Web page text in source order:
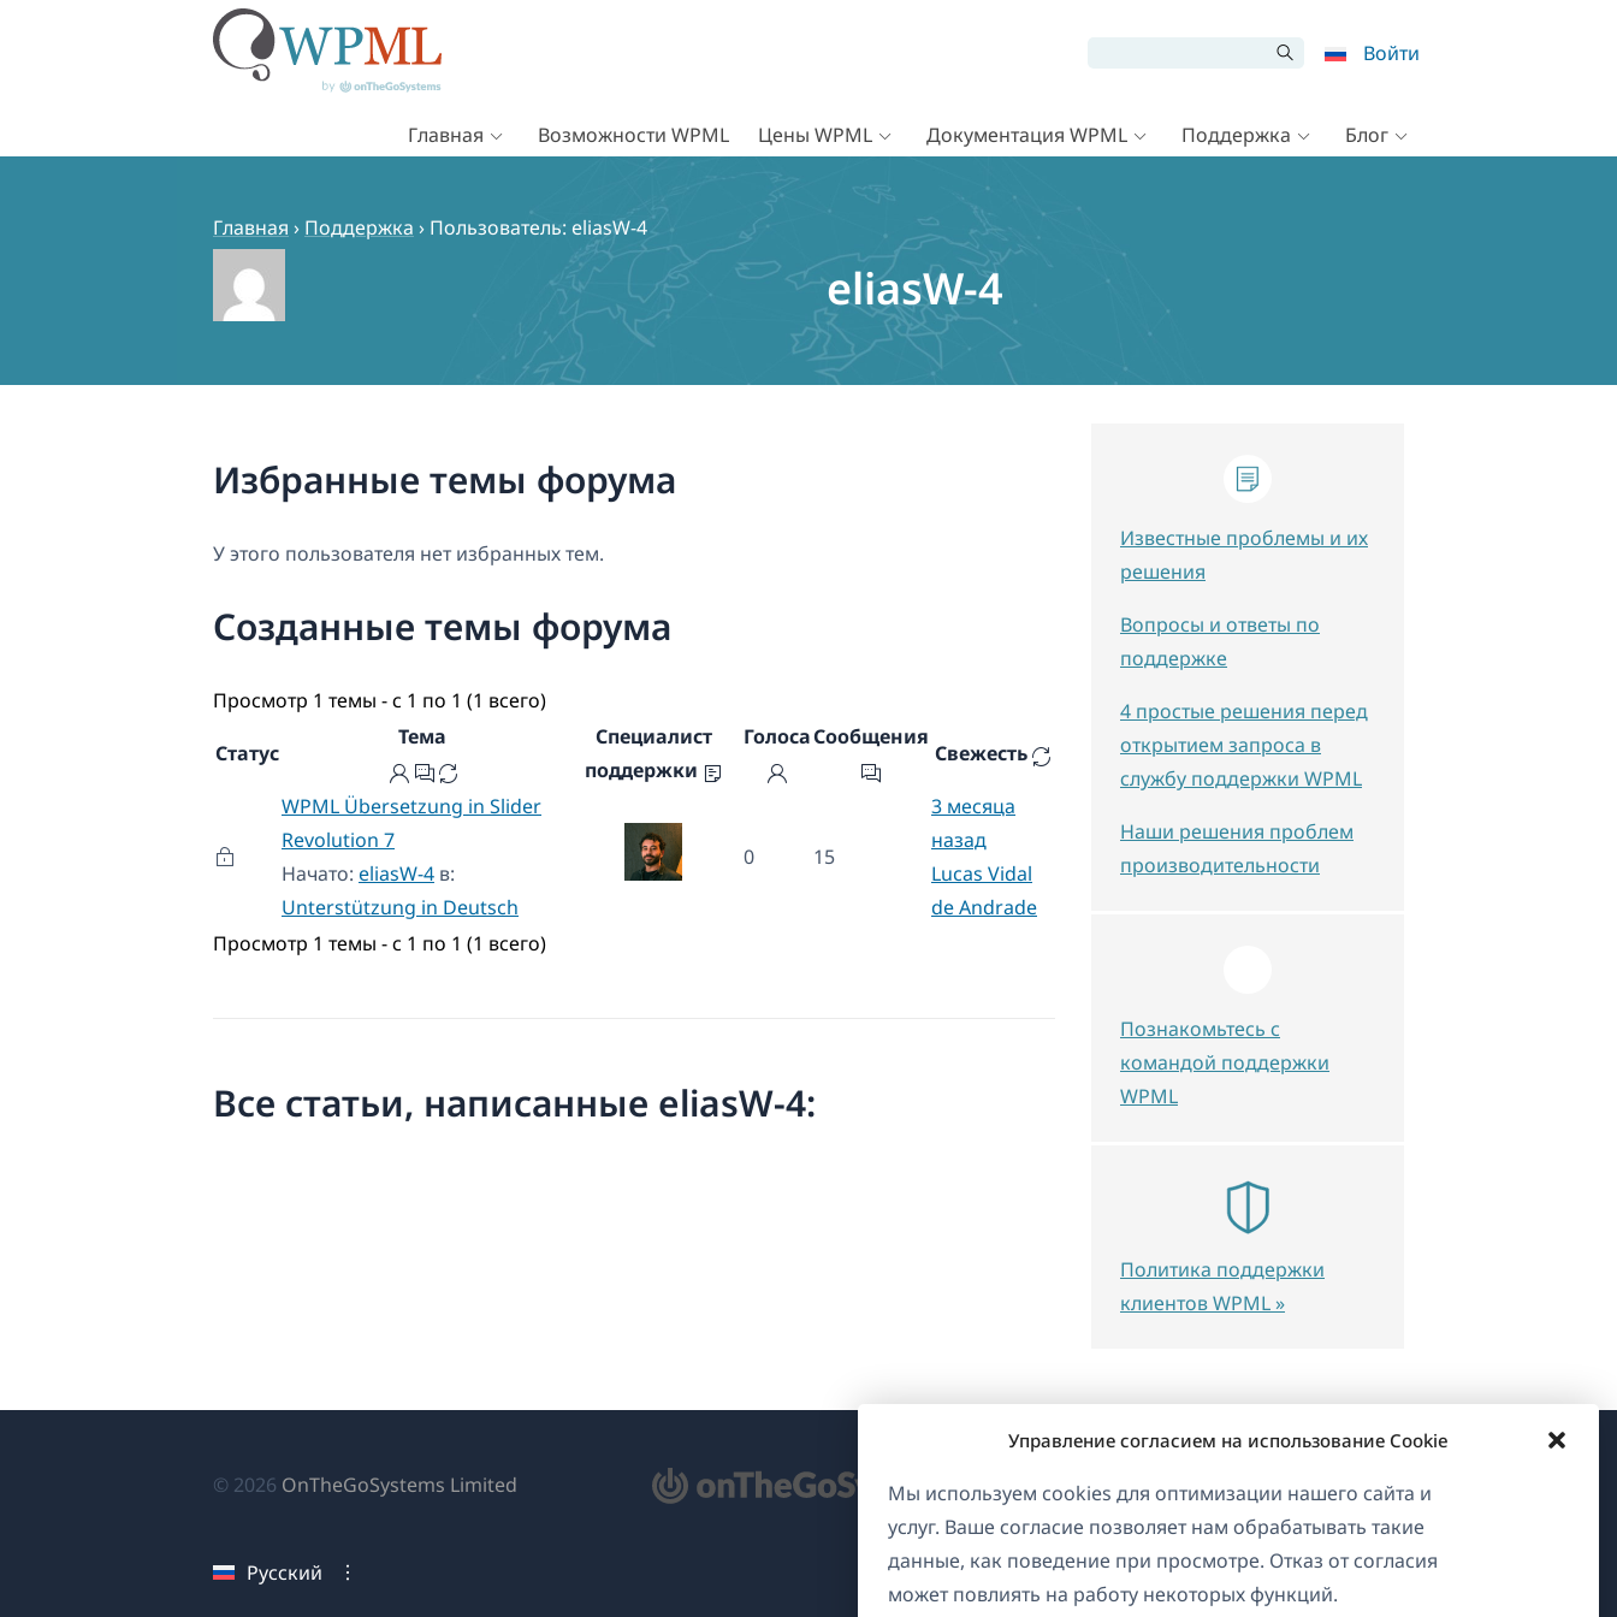
Управление согласием на использование Cookie
Мы используем cookies для оптимизации нашего сайта и
услуг. Ваше согласие позволяет нам обрабатывать такие
данные, как поведение при просмотре. Отказ от согласия
может повлиять на работу некоторых функций.
Войти
Главная Возможности WPML Цены WPML Документация WPML Поддержка Блог
Главная › Поддержка › Пользователь: eliasW-4
eliasW-4
Избранные темы форума
У этого пользователя нет избранных тем.
Созданные темы форума
Просмотр 1 темы - с 1 по 1 (1 всего)
Статус
Тема
Специалист
поддержки
ГолосаСообщения
Свежесть
WPML Übersetzung in Slider
Revolution 7
Начато: eliasW-4 в:
Unterstützung in Deutsch
0 15
3 месяца
назад
Lucas Vidal
de Andrade
Просмотр 1 темы - с 1 по 1 (1 всего)
Все статьи, написанные eliasW-4:
Известные проблемы и их
решения
Вопросы и ответы по
поддержке
4 простые решения перед
открытием запроса в
службу поддержки WPML
Наши решения проблем
производительности
Познакомьтесь с
командой поддержки
WPML
Политика поддержки
клиентов WPML »
© 2026 OnTheGoSystems Limited
Русский
О WPML
GDPR и политика
конфиденциальности
Присоединяйтесь к нашей